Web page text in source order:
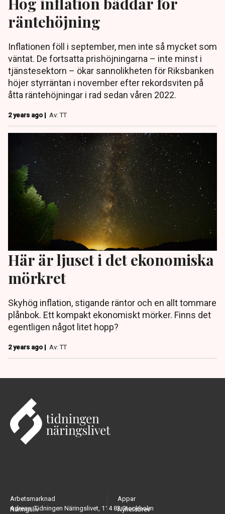
räntehöjning
Inflationen föll i september, men inte så mycket som
väntat. De fortsatta prishöjningarna – inte minst i
tjänstesektorn – ökar sannolikheten för Riksbanken
höjer styrräntan i november efter rekordsviten på
åtta räntehöjningar i rad sedan våren 2022.
2 years ago | Av: TT
Här är ljuset i det ekonomiska
mörkret
Skyhög inflation, stigande räntor och en allt tommare
plånbok. Ett kompakt ekonomiskt mörker. Finns det
egentligen något litet hopp?
2 years ago | Av: TT
Adress: Tidningen Näringslivet, 114 82 Stockholm
Arbetsmarknad
Näringsliv
Appar
Nyhetsbrev